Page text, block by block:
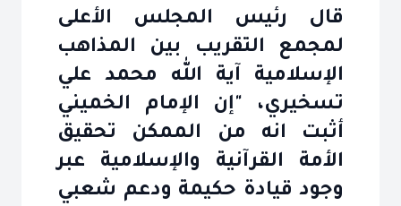
قال رئيس المجلس الأعلى
لمجمع التقريب بين المذاهب
الإسلامية آية الله محمد علي
تسخيري، "إن الإمام الخميني
أثبت انه من الممكن تحقيق
الأمة القرآنية والإسلامية عبر
وجود قيادة حكيمة ودعم شعبي